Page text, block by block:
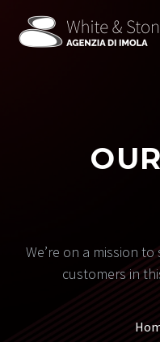
We’re on a mission
customers in